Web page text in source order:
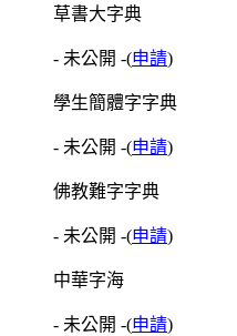
草書大字典
- 未公開 -(申請)
學生簡體字字典
- 未公開 -(申請)
佛教難字字典
- 未公開 -(申請)
中華字海
- 未公開 -(申請)